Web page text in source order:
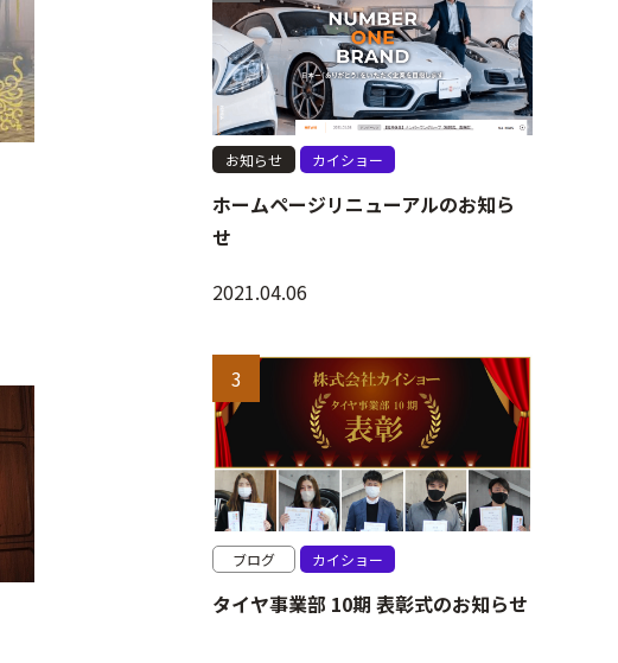
お知らせ カイショー
ホームページリニューアルのお知ら
せ
2021.04.06
ブログ カイショー
タイヤ事業部 10期 表彰式のお知らせ